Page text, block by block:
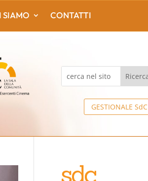
GESTIONALE SdC
SIAMO CONTATTI